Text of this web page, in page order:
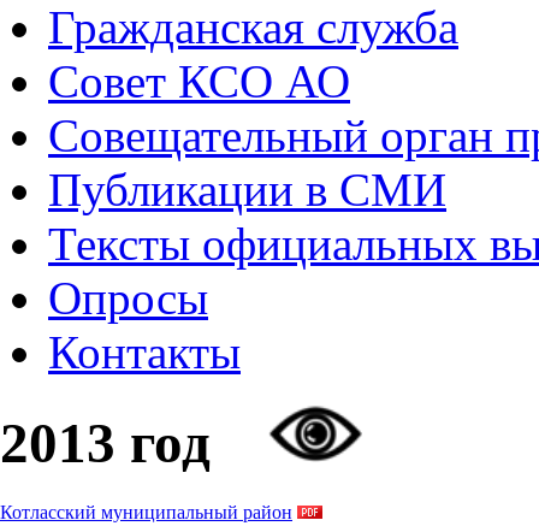
Гражданская служба
Совет КСО АО
Совещательный орган
Публикации в СМИ
Тексты официальных
Опросы
Контакты
2013 год
Котласский муниципальный район